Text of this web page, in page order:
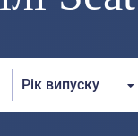
Рік випуску
До:
От: